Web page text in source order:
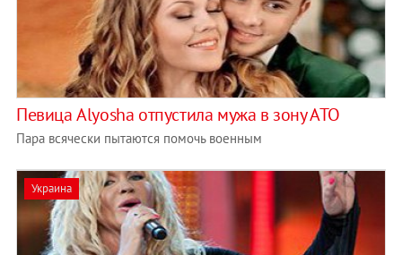
Певица Alyosha отпустила мужа в зону АТО
Пара всячески пытаются помочь военным
Украина